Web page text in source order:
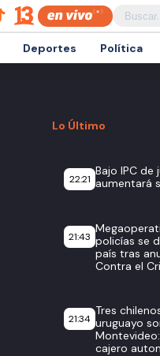
Deportes Política
Lo Último
22:21
Bajo IPC de
aumentará
21:43 policías se
país tras
Contra el
21:34
Tres
uruguayo
cajero